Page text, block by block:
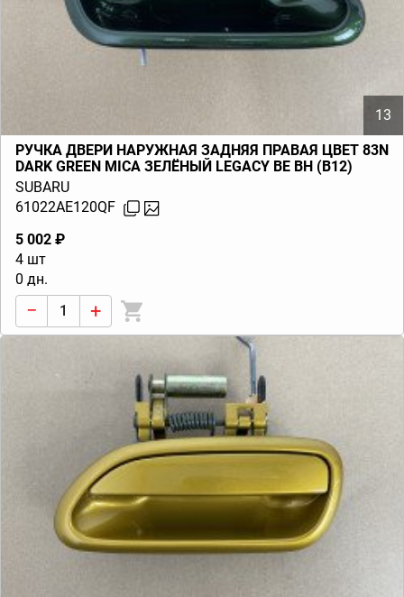
13
РУЧКА ДВЕРИ НАРУЖНАЯ ЗАДНЯЯ ПРАВАЯ ЦВЕТ 83N
DARK GREEN MICA ЗЕЛЁНЫЙ LEGACY BE BH (B12)
1999-2001
SUBARU
61022AE120QF
5 002 ₽
4 шт
0 дн.
− +